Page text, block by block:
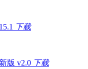
下载
版 v2.0 下载